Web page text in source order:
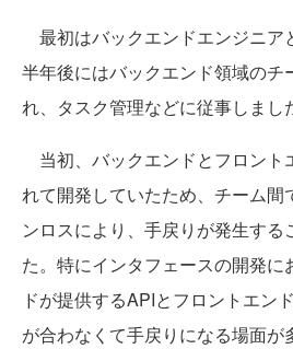
最初はバックエンドエンジニア
半年後にはバックエンド領域のチ
れ、タスク管理などに従事しまし
当初、バックエンドとフロント
れて開発していたため、チーム間
ンロスにより、手戻りが発生する
た。特にインタフェースの開発に
ドが提供するAPIとフロントエン
が合わなくて手戻りになる場面が